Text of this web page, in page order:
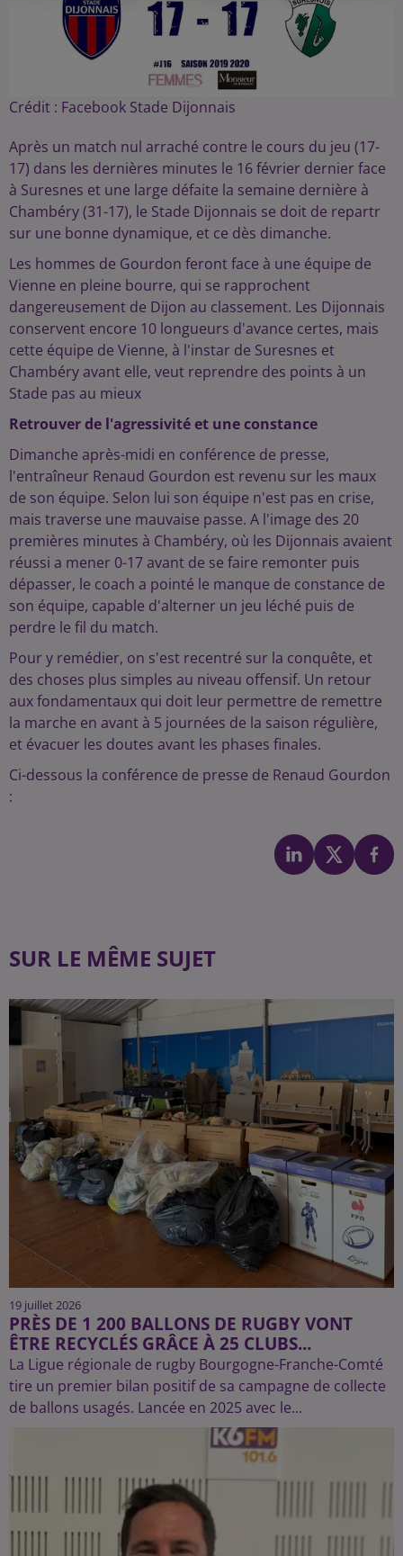
Crédit : Facebook Stade Dijonnais
Après un match nul arraché contre le cours du jeu (17-
17) dans les dernières minutes le 16 février dernier face
à Suresnes et une large défaite la semaine dernière à
Chambéry (31-17), le Stade Dijonnais se doit de repartr
sur une bonne dynamique, et ce dès dimanche.
Les hommes de Gourdon feront face à une équipe de
Vienne en pleine bourre, qui se rapprochent
dangereusement de Dijon au classement. Les Dijonnais
conservent encore 10 longueurs d'avance certes, mais
cette équipe de Vienne, à l'instar de Suresnes et
Chambéry avant elle, veut reprendre des points à un
Stade pas au mieux
Retrouver de l'agressivité et une constance
Dimanche après-midi en conférence de presse,
l'entraîneur Renaud Gourdon est revenu sur les maux
de son équipe. Selon lui son équipe n'est pas en crise,
mais traverse une mauvaise passe. A l'image des 20
premières minutes à Chambéry, où les Dijonnais avaient
réussi a mener 0-17 avant de se faire remonter puis
dépasser, le coach a pointé le manque de constance de
son équipe, capable d'alterner un jeu léché puis de
perdre le fil du match.
Pour y remédier, on s'est recentré sur la conquête, et
des choses plus simples au niveau offensif. Un retour
aux fondamentaux qui doit leur permettre de remettre
la marche en avant à 5 journées de la saison régulière,
et évacuer les doutes avant les phases finales.
Ci-dessous la conférence de presse de Renaud Gourdon
:
SUR LE MÊME SUJET
19 juillet 2026
PRÈS DE 1 200 BALLONS DE RUGBY VONT
ÊTRE RECYCLÉS GRÂCE À 25 CLUBS...
La Ligue régionale de rugby Bourgogne-Franche-Comté
tire un premier bilan positif de sa campagne de collecte
de ballons usagés. Lancée en 2025 avec le...